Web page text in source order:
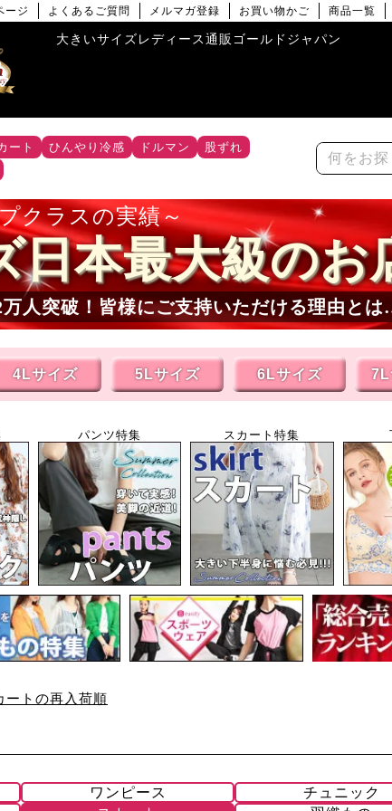
ージ よくあるご質問 メルマガ登録 お買い物かご 商品一覧
大きいサイズレディース通販ゴールドジャパン
ート ひんやり冷感 ドルマン
股ずれ
クラスの実績
日本最大級のお
人突破！皆様にご支持いただける理由と
4Lサイズ 5Lサイズ 6Lサイズ 7L
パンツ特集 スカート特集
ートの再入荷順
ワンピース
チュニック